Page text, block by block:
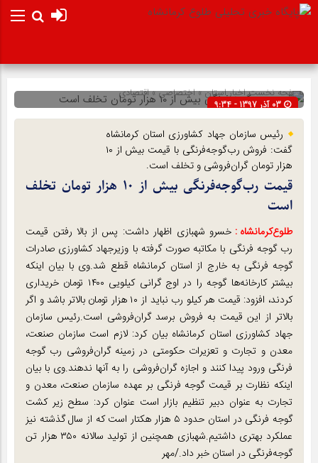
صفحه نخستاخبار استان»اختصاصی»اقتصادی
03 آذر 1397 - 9:34
شناسه : 11942
رئیس سازمان جهاد کشاورزی استان کرمانشاه
گفت: فروش رب‌گوجه‌فرنگی با قیمت بیش از ۱۰
هزار تومان گران‌فروشی و تخلف است.
قیمت رب‌گوجه‌فرنگی بیش از ۱۰ هزار تومان تخلف
است
طلوع‌‌کرمانشاه : خسرو شهبازی اظهار داشت: پس از بالا رفتن قیمت
رب گوجه فرنگی با مکاتبه صورت گرفته با وزیرجهاد کشاورزی صادرات
گوجه فرنگی به خارج از استان کرمانشاه قطع شد.وی با بیان اینکه
بیشتر کارخانه‌ها گوجه را در اوج گرانی کیلویی ۱۴۰۰ تومان خریداری
کردند، افزود: قیمت هر کیلو رب نباید از ۱۰ هزار تومان بالاتر باشد و اگر
بالاتر از این قیمت به فروش برسد گران‌فروشی است.رئیس سازمان
جهاد کشاورزی استان کرمانشاه بیان کرد: لازم است سازمان صنعت،
معدن و تجارت و تعزیرات حکومتی در زمینه گران‌فروشی رب گوجه
فرنگی ورود پیدا کنند و اجازه گران‌فروشی را به آنها ندهند.وی با بیان
اینکه نظارت بر قیمت گوجه فرنگی بر عهده سازمان صنعت، معدن و
تجارت به عنوان دبیر تنظیم بازار است عنوان کرد: سطح زیر کشت
گوجه فرنگی در استان حدود ۵ هزار هکتار است که از سال گذشته نیز
عملکرد بهتری داشتیم.شهبازی همچنین از تولید سالانه ۳۵۰ هزار تن
گوجه‌فرنگی در استان خبر داد./مهر